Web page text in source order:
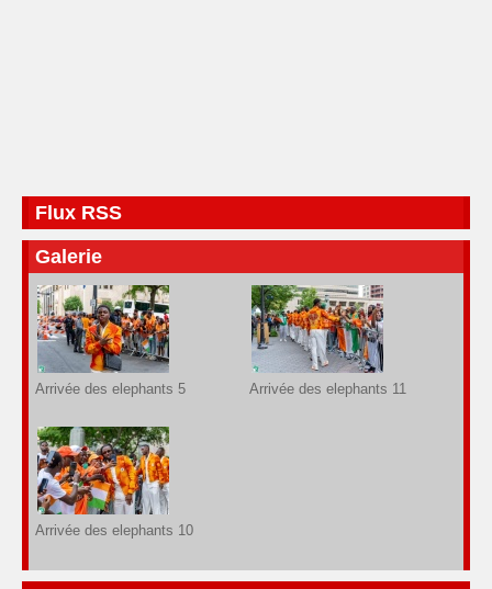
Flux RSS
Galerie
Arrivée des elephants 5 Arrivée des elephants 11
Arrivée des elephants 10